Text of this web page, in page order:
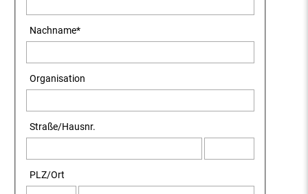
Nachname*
Organisation
Straße/Hausnr.
PLZ/Ort